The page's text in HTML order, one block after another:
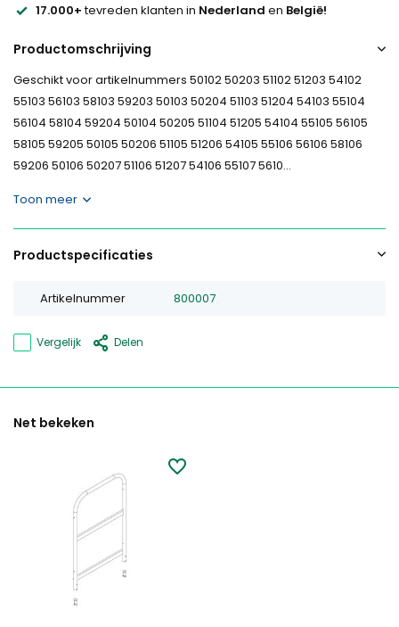
17.000+tevreden klanten in Nederland en België!
Productomschrijving
Geschikt voor artikelnummers 50102 50203 51102 51203 54102
55103 56103 58103 59203 50103 50204 51103 51204 54103 55104
56104 58104 59204 50104 50205 51104 51205 54104 55105 56105
58105 59205 50105 50206 51105 51206 54105 55106 56106 58106
59206 50106 50207 51106 51207 54106 55107 5610...
Toon meer
Productspecificaties
Artikelnummer 800007
Vergelijk Delen
Net bekeken